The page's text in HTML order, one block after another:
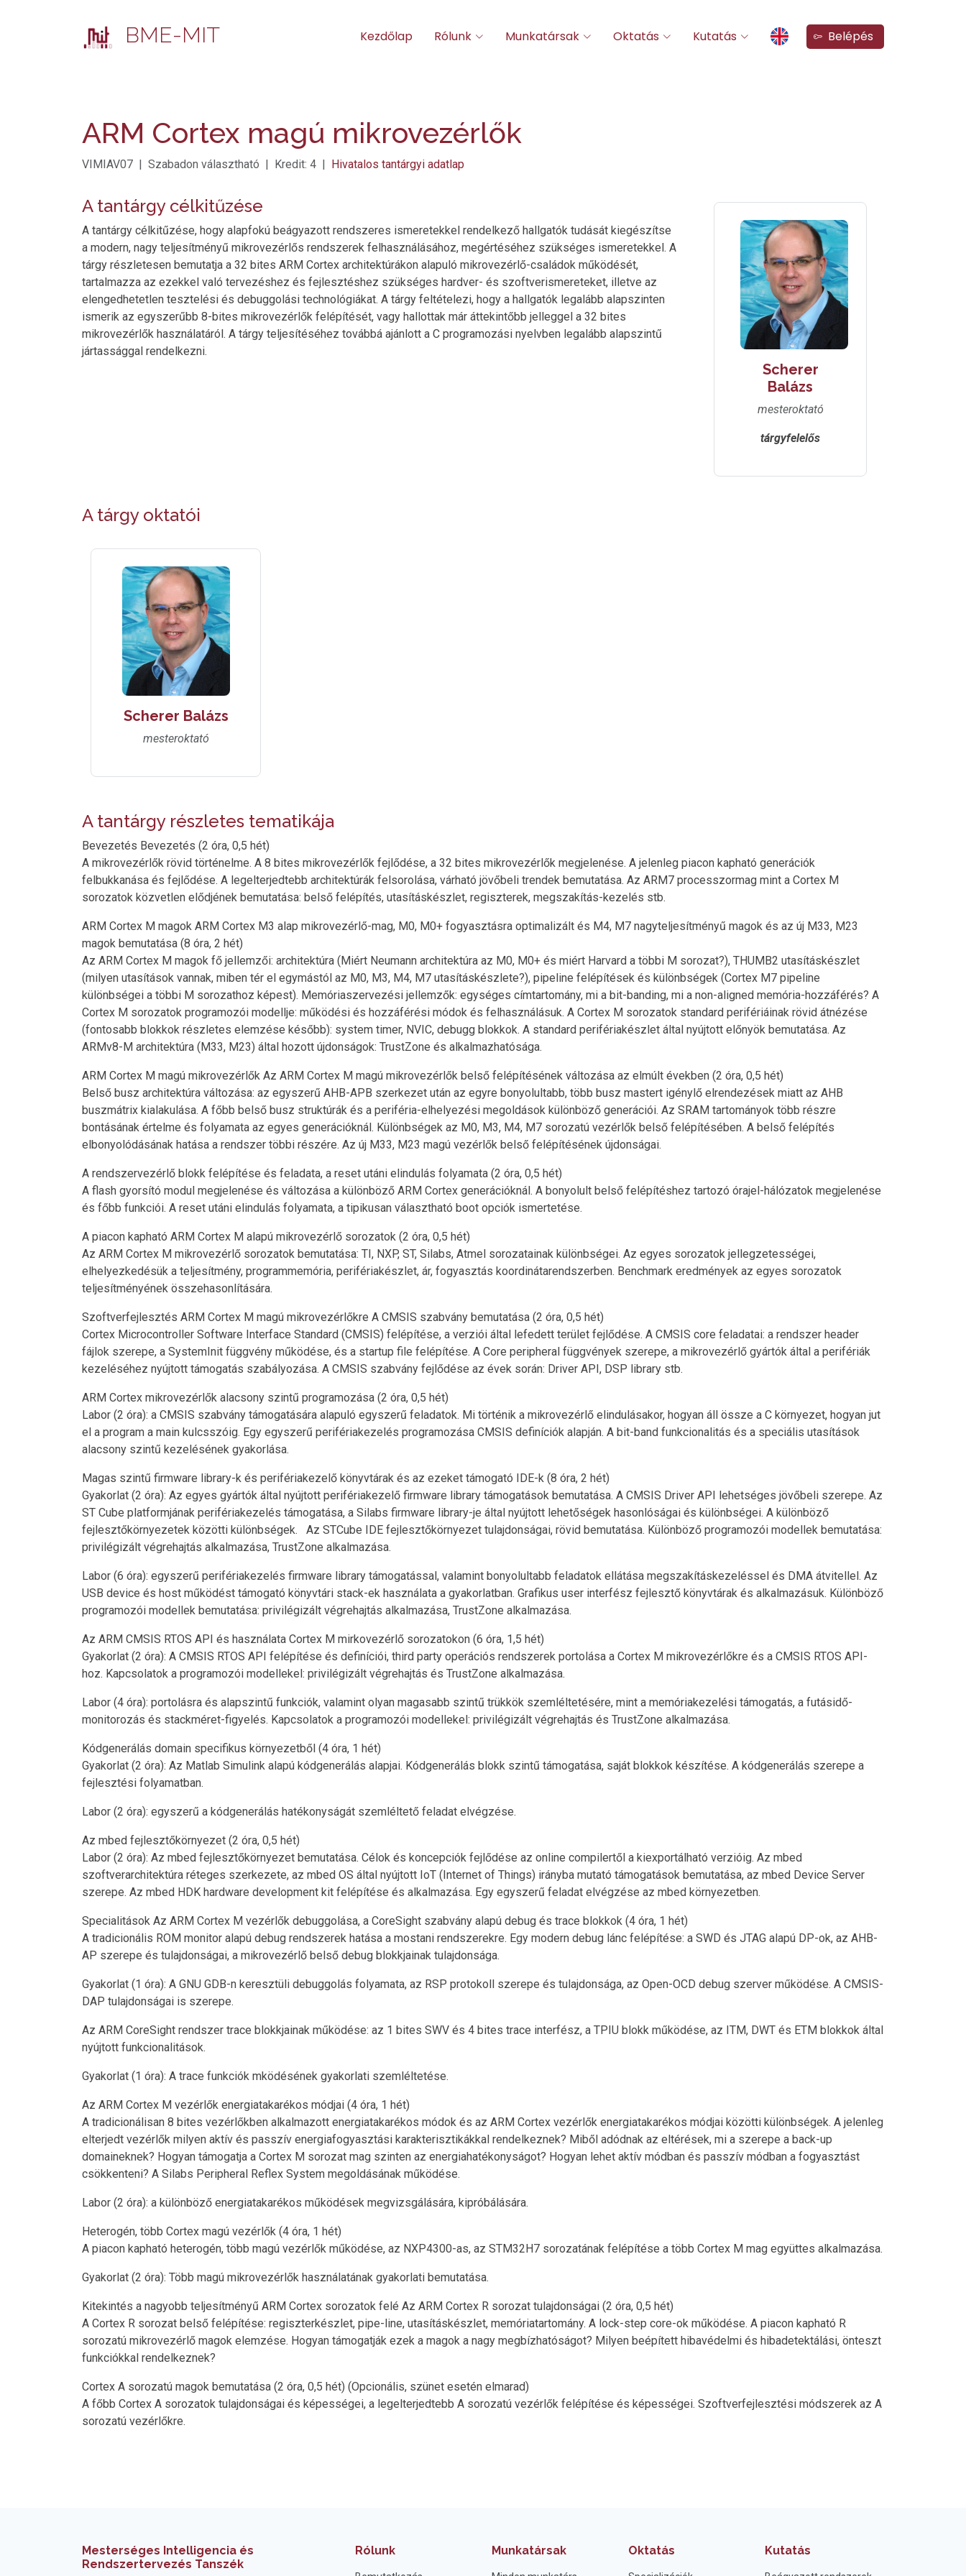
BME-MIT Kezdőlap Rólunk Munkatársak Oktatás Kutatás Belépés
ARM Cortex magú mikrovezérlők
VIMIAV07 | Szabadon választható | Kredit: 4 | Hivatalos tantárgyi adatlap
A tantárgy célkitűzése
A tantárgy célkitűzése, hogy alapfokú beágyazott rendszeres ismeretekkel rendelkező hallgatók tudását kiegészítse
a modern, nagy teljesítményű mikrovezérlős rendszerek felhasználásához, megértéséhez szükséges ismeretekkel. A
tárgy részletesen bemutatja a 32 bites ARM Cortex architektúrákon alapuló mikrovezérlő-családok működését,
tartalmazza az ezekkel való tervezéshez és fejlesztéshez szükséges hardver- és szoftverismereteket, illetve az
elengedhetetlen tesztelési és debuggolási technológiákat. A tárgy feltételezi, hogy a hallgatók legalább alapszinten
ismerik az egyszerűbb 8-bites mikrovezérlők felépítését, vagy hallottak már áttekintőbb jelleggel a 32 bites
mikrovezérlők használatáról. A tárgy teljesítéséhez továbbá ajánlott a C programozási nyelvben legalább alapszintű
jártassággal rendelkezni.
Scherer
Balázs
mesteroktató
tárgyfelelős
A tárgy oktatói
Scherer Balázs
mesteroktató
A tantárgy részletes tematikája
Bevezetés Bevezetés (2 óra, 0,5 hét)
A mikrovezérlők rövid történelme. A 8 bites mikrovezérlők fejlődése, a 32 bites mikrovezérlők megjelenése. A jelenleg piacon kapható generációk
felbukkanása és fejlődése. A legelterjedtebb architektúrák felsorolása, várható jövőbeli trendek bemutatása. Az ARM7 processzormag mint a Cortex M
sorozatok közvetlen elődjének bemutatása: belső felépítés, utasításkészlet, regiszterek, megszakítás-kezelés stb.
ARM Cortex M magok ARM Cortex M3 alap mikrovezérlő-mag, M0, M0+ fogyasztásra optimalizált és M4, M7 nagyteljesítményű magok és az új M33, M23
magok bemutatása (8 óra, 2 hét)
Az ARM Cortex M magok fő jellemzői: architektúra (Miért Neumann architektúra az M0, M0+ és miért Harvard a többi M sorozat?), THUMB2 utasításkészlet
(milyen utasítások vannak, miben tér el egymástól az M0, M3, M4, M7 utasításkészlete?), pipeline felépítések és különbségek (Cortex M7 pipeline
különbségei a többi M sorozathoz képest). Memóriaszervezési jellemzők: egységes címtartomány, mi a bit-banding, mi a non-aligned memória-hozzáférés? A
Cortex M sorozatok programozói modellje: működési és hozzáférési módok és felhasználásuk. A Cortex M sorozatok standard perifériáinak rövid átnézése
(fontosabb blokkok részletes elemzése később): system timer, NVIC, debugg blokkok. A standard perifériakészlet által nyújtott előnyök bemutatása. Az
ARMv8-M architektúra (M33, M23) által hozott újdonságok: TrustZone és alkalmazhatósága.
ARM Cortex M magú mikrovezérlők Az ARM Cortex M magú mikrovezérlők belső felépítésének változása az elmúlt években (2 óra, 0,5 hét)
Belső busz architektúra változása: az egyszerű AHB-APB szerkezet után az egyre bonyolultabb, több busz mastert igénylő elrendezések miatt az AHB
buszmátrix kialakulása. A főbb belső busz struktúrák és a periféria-elhelyezési megoldások különböző generációi. Az SRAM tartományok több részre
bontásának értelme és folyamata az egyes generációknál. Különbségek az M0, M3, M4, M7 sorozatú vezérlők belső felépítésében. A belső felépítés
elbonyolódásának hatása a rendszer többi részére. Az új M33, M23 magú vezérlők belső felépítésének újdonságai.
A rendszervezérlő blokk felépítése és feladata, a reset utáni elindulás folyamata (2 óra, 0,5 hét)
A flash gyorsító modul megjelenése és változása a különböző ARM Cortex generációknál. A bonyolult belső felépítéshez tartozó órajel-hálózatok megjelenése
és főbb funkciói. A reset utáni elindulás folyamata, a tipikusan választható boot opciók ismertetése.
A piacon kapható ARM Cortex M alapú mikrovezérlő sorozatok (2 óra, 0,5 hét)
Az ARM Cortex M mikrovezérlő sorozatok bemutatása: TI, NXP, ST, Silabs, Atmel sorozatainak különbségei. Az egyes sorozatok jellegzetességei,
elhelyezkedésük a teljesítmény, programmemória, perifériakészlet, ár, fogyasztás koordinátarendszerben. Benchmark eredmények az egyes sorozatok
teljesítményének összehasonlítására.
Szoftverfejlesztés ARM Cortex M magú mikrovezérlőkre A CMSIS szabvány bemutatása (2 óra, 0,5 hét)
Cortex Microcontroller Software Interface Standard (CMSIS) felépítése, a verziói által lefedett terület fejlődése. A CMSIS core feladatai: a rendszer header
fájlok szerepe, a SystemInit függvény működése, és a startup file felépítése. A Core peripheral függvények szerepe, a mikrovezérlő gyártók által a perifériák
kezeléséhez nyújtott támogatás szabályozása. A CMSIS szabvány fejlődése az évek során: Driver API, DSP library stb.
ARM Cortex mikrovezérlők alacsony szintű programozása (2 óra, 0,5 hét)
Labor (2 óra): a CMSIS szabvány támogatására alapuló egyszerű feladatok. Mi történik a mikrovezérlő elindulásakor, hogyan áll össze a C környezet, hogyan jut
el a program a main kulcsszóig. Egy egyszerű perifériakezelés programozása CMSIS definíciók alapján. A bit-band funkcionalitás és a speciális utasítások
alacsony szintű kezelésének gyakorlása.
Magas szintű firmware library-k és perifériakezelő könyvtárak és az ezeket támogató IDE-k (8 óra, 2 hét)
Gyakorlat (2 óra): Az egyes gyártók által nyújtott perifériakezelő firmware library támogatások bemutatása. A CMSIS Driver API lehetséges jövőbeli szerepe. Az
ST Cube platformjának perifériakezelés támogatása, a Silabs firmware library-je által nyújtott lehetőségek hasonlóságai és különbségei. A különböző
fejlesztőkörnyezetek közötti különbségek. Az STCube IDE fejlesztőkörnyezet tulajdonságai, rövid bemutatása. Különböző programozói modellek bemutatása:
privilégizált végrehajtás alkalmazása, TrustZone alkalmazása.
Labor (6 óra): egyszerű perifériakezelés firmware library támogatással, valamint bonyolultabb feladatok ellátása megszakításkezeléssel és DMA átvitellel. Az
USB device és host működést támogató könyvtári stack-ek használata a gyakorlatban. Grafikus user interfész fejlesztő könyvtárak és alkalmazásuk. Különböző
programozói modellek bemutatása: privilégizált végrehajtás alkalmazása, TrustZone alkalmazása.
Az ARM CMSIS RTOS API és használata Cortex M mirkovezérlő sorozatokon (6 óra, 1,5 hét)
Gyakorlat (2 óra): A CMSIS RTOS API felépítése és definíciói, third party operációs rendszerek portolása a Cortex M mikrovezérlőkre és a CMSIS RTOS API-
hoz. Kapcsolatok a programozói modellekel: privilégizált végrehajtás és TrustZone alkalmazása.
Labor (4 óra): portolásra és alapszintű funkciók, valamint olyan magasabb szintű trükkök szemléltetésére, mint a memóriakezelési támogatás, a futásidő-
monitorozás és stackméret-figyelés. Kapcsolatok a programozói modellekel: privilégizált végrehajtás és TrustZone alkalmazása.
Kódgenerálás domain specifikus környezetből (4 óra, 1 hét)
Gyakorlat (2 óra): Az Matlab Simulink alapú kódgenerálás alapjai. Kódgenerálás blokk szintű támogatása, saját blokkok készítése. A kódgenerálás szerepe a
fejlesztési folyamatban.
Labor (2 óra): egyszerű a kódgenerálás hatékonyságát szemléltető feladat elvégzése.
Az mbed fejlesztőkörnyezet (2 óra, 0,5 hét)
Labor (2 óra): Az mbed fejlesztőkörnyezet bemutatása. Célok és koncepciók fejlődése az online compilertől a kiexportálható verzióig. Az mbed
szoftverarchitektúra réteges szerkezete, az mbed OS által nyújtott IoT (Internet of Things) irányba mutató támogatások bemutatása, az mbed Device Server
szerepe. Az mbed HDK hardware development kit felépítése és alkalmazása. Egy egyszerű feladat elvégzése az mbed környezetben.
Specialitások Az ARM Cortex M vezérlők debuggolása, a CoreSight szabvány alapú debug és trace blokkok (4 óra, 1 hét)
A tradicionális ROM monitor alapú debug rendszerek hatása a mostani rendszerekre. Egy modern debug lánc felépítése: a SWD és JTAG alapú DP-ok, az AHB-
AP szerepe és tulajdonságai, a mikrovezérlő belső debug blokkjainak tulajdonsága.
Gyakorlat (1 óra): A GNU GDB-n keresztüli debuggolás folyamata, az RSP protokoll szerepe és tulajdonsága, az Open-OCD debug szerver működése. A CMSIS-
DAP tulajdonságai is szerepe.
Az ARM CoreSight rendszer trace blokkjainak működése: az 1 bites SWV és 4 bites trace interfész, a TPIU blokk működése, az ITM, DWT és ETM blokkok által
nyújtott funkcionalitások.
Gyakorlat (1 óra): A trace funkciók mködésének gyakorlati szemléltetése.
Az ARM Cortex M vezérlők energiatakarékos módjai (4 óra, 1 hét)
A tradicionálisan 8 bites vezérlőkben alkalmazott energiatakarékos módok és az ARM Cortex vezérlők energiatakarékos módjai közötti különbségek. A jelenleg
elterjedt vezérlők milyen aktív és passzív energiafogyasztási karakterisztikákkal rendelkeznek? Miből adódnak az eltérések, mi a szerepe a back-up
domaineknek? Hogyan támogatja a Cortex M sorozat mag szinten az energiahatékonyságot? Hogyan lehet aktív módban és passzív módban a fogyasztást
csökkenteni? A Silabs Peripheral Reflex System megoldásának működése.
Labor (2 óra): a különböző energiatakarékos működések megvizsgálására, kipróbálására.
Heterogén, több Cortex magú vezérlők (4 óra, 1 hét)
A piacon kapható heterogén, több magú vezérlők működése, az NXP4300-as, az STM32H7 sorozatának felépítése a több Cortex M mag együttes alkalmazása.
Gyakorlat (2 óra): Több magú mikrovezérlők használatának gyakorlati bemutatása.
Kitekintés a nagyobb teljesítményű ARM Cortex sorozatok felé Az ARM Cortex R sorozat tulajdonságai (2 óra, 0,5 hét)
A Cortex R sorozat belső felépítése: regiszterkészlet, pipe-line, utasításkészlet, memóriatartomány. A lock-step core-ok működése. A piacon kapható R
sorozatú mikrovezérlő magok elemzése. Hogyan támogatják ezek a magok a nagy megbízhatóságot? Milyen beépített hibavédelmi és hibadetektálási, önteszt
funkciókkal rendelkeznek?
Cortex A sorozatú magok bemutatása (2 óra, 0,5 hét) (Opcionális, szünet esetén elmarad)
A főbb Cortex A sorozatok tulajdonságai és képességei, a legelterjedtebb A sorozatú vezérlők felépítése és képességei. Szoftverfejlesztési módszerek az A
sorozatú vezérlőkre.
Mesterséges Intelligencia és
Rendszertervezés Tanszék
Rólunk Munkatársak Oktatás Kutatás